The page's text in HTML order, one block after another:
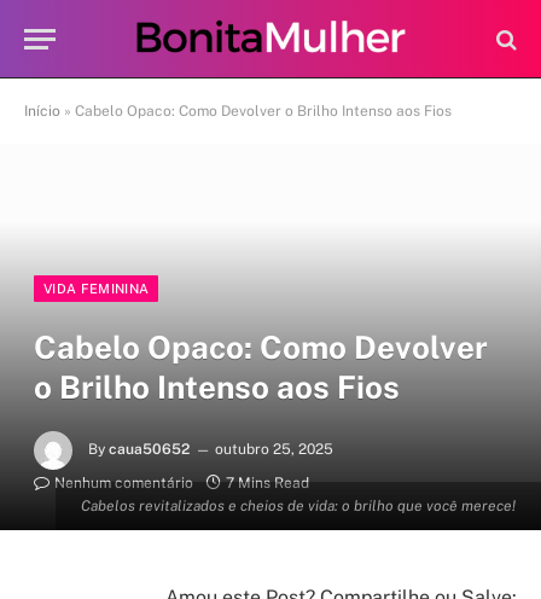
Início » Cabelo Opaco: Como Devolver o Brilho Intenso aos Fios
Cabelos revitalizados e cheios de vida: o brilho que você merece!
VIDA FEMININA
Cabelo Opaco: Como Devolver
o Brilho Intenso aos Fios
By caua50652
outubro 25, 2025
Nenhum comentário
7 Mins Read